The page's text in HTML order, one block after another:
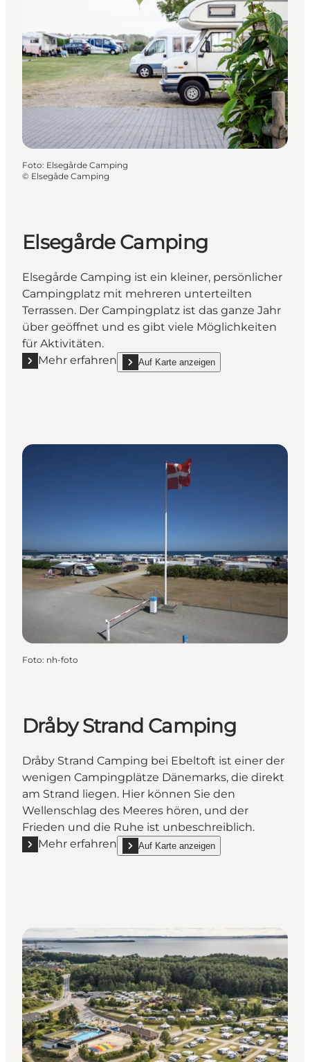
Foto: Elsegårde Camping
© Elsegåde Camping
Elsegårde Camping
Elsegårde Camping ist ein kleiner, persönlicher
Campingplatz mit mehreren unterteilten
Terrassen. Der Campingplatz ist das ganze Jahr
über geöffnet und es gibt viele Möglichkeiten
für Aktivitäten.
Mehr erfahren
Mehr erfahren "Elsegårde Camping"
Auf Karte anzeigen
show Elsegårde Camping on_map
Foto: nh-foto
Dråby Strand Camping
Dråby Strand Camping bei Ebeltoft ist einer der
wenigen Campingplätze Dänemarks, die direkt
am Strand liegen. Hier können Sie den
Wellenschlag des Meeres hören, und der
Frieden und die Ruhe ist unbeschreiblich.
Mehr erfahren
Mehr erfahren "Dråby Strand Camping"
Auf Karte anzeigen
show Dråby Strand Camping on_map